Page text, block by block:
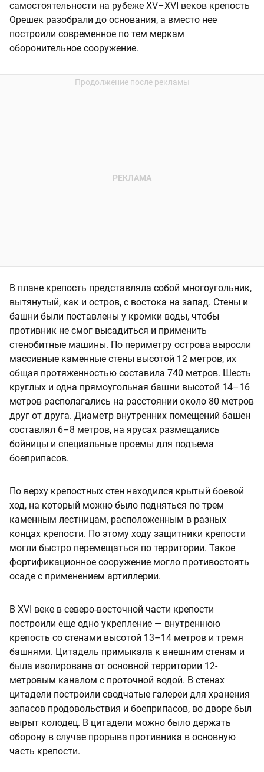
самостоятельности на рубеже XV–XVI веков крепость
Орешек разобрали до основания, а вместо нее
построили современное по тем меркам
оборонительное сооружение.
В плане крепость представляла собой многоугольник,
вытянутый, как и остров, с востока на запад. Стены и
башни были поставлены у кромки воды, чтобы
противник не смог высадиться и применить
стенобитные машины. По периметру острова выросли
массивные каменные стены высотой 12 метров, их
общая протяженностью составила 740 метров. Шесть
круглых и одна прямоугольная башни высотой 14–16
метров располагались на расстоянии около 80 метров
друг от друга. Диаметр внутренних помещений башен
составлял 6–8 метров, на ярусах размещались
бойницы и специальные проемы для подъема
боеприпасов.
По верху крепостных стен находился крытый боевой
ход, на который можно было подняться по трем
каменным лестницам, расположенным в разных
концах крепости. По этому ходу защитники крепости
могли быстро перемещаться по территории. Такое
фортификационное сооружение могло противостоять
осаде с применением артиллерии.
В XVI веке в северо-восточной части крепости
построили еще одно укрепление — внутреннюю
крепость со стенами высотой 13–14 метров и тремя
башнями. Цитадель примыкала к внешним стенам и
была изолирована от основной территории 12-
метровым каналом с проточной водой. В стенах
цитадели построили сводчатые галереи для хранения
запасов продовольствия и боеприпасов, во дворе был
вырыт колодец. В цитадели можно было держать
оборону в случае прорыва противника в основную
часть крепости.